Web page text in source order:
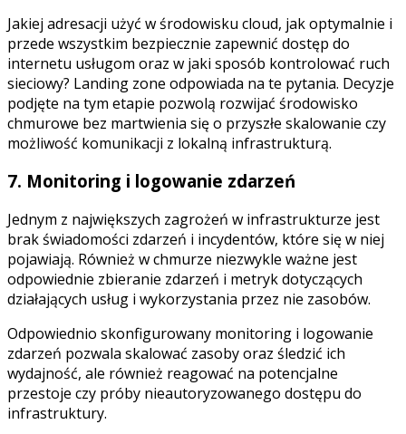
Jakiej adresacji użyć w środowisku cloud, jak optymalnie i
przede wszystkim bezpiecznie zapewnić dostęp do
internetu usługom oraz w jaki sposób kontrolować ruch
sieciowy? Landing zone odpowiada na te pytania. Decyzje
podjęte na tym etapie pozwolą rozwijać środowisko
chmurowe bez martwienia się o przyszłe skalowanie czy
możliwość komunikacji z lokalną infrastrukturą.
7. Monitoring i logowanie zdarzeń
Jednym z największych zagrożeń w infrastrukturze jest
brak świadomości zdarzeń i incydentów, które się w niej
pojawiają. Również w chmurze niezwykle ważne jest
odpowiednie zbieranie zdarzeń i metryk dotyczących
działających usług i wykorzystania przez nie zasobów.
Odpowiednio skonfigurowany monitoring i logowanie
zdarzeń pozwala skalować zasoby oraz śledzić ich
wydajność, ale również reagować na potencjalne
przestoje czy próby nieautoryzowanego dostępu do
infrastruktury.